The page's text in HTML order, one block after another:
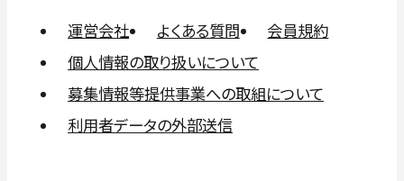
運営会社 よくある質問
会員規約
個人情報の取り扱いについて
募集情報等提供事業への取組について
利用者データの外部送信